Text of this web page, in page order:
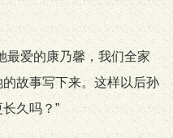
最爱的康乃馨，我们全家
故事写下来。这样以后孙
久吗？”